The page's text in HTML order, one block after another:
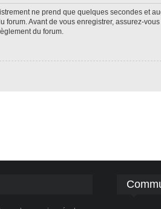
ne prend que quelques secondes et
Avant de vous enregistrer, assurez-
du forum.